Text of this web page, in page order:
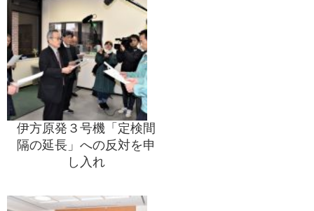
伊方原発３号機「定検間
隔の延長」への反対を申
し入れ